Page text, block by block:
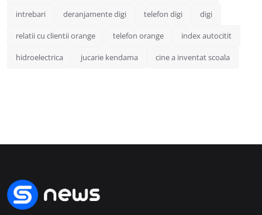
intrebari deranjamente digi telefon digi digi
relatii cu clientii orange telefon orange index autocitit
hidroelectrica jucarie kendama cine a inventat scoala